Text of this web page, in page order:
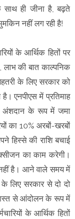
साथ ही जीना है, बढ़ते
नहीं लग रही है!
के आर्थिक हितों पर
लाभ की बात काल्पनिक
के लिए सरकार को
एनपीएस में प्रतिमाह
अंशदान के रूप में जमा
का 10% अरबों-खरबों
हिस्से की राशि बचाई
का काम करेगी।
नहीं है। आने वाले समय में
लिए सरकार से दो दो
से आंदोलन के रूप में
के आर्थिक हितों